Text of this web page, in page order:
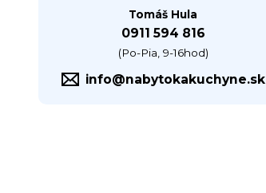
Tomáš Hula
0911 594 816
(Po-Pia, 9-16hod)
info@nabytokakuchyne.sk